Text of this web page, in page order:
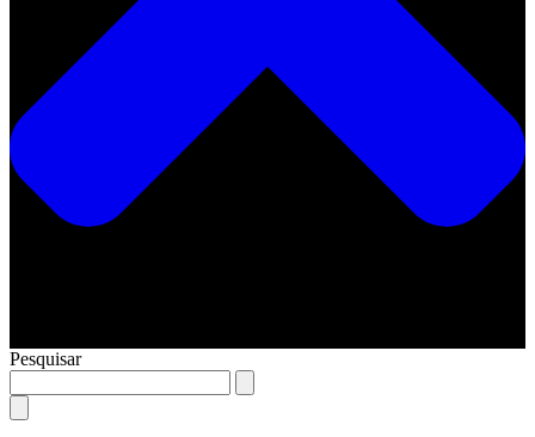
Pesquisar